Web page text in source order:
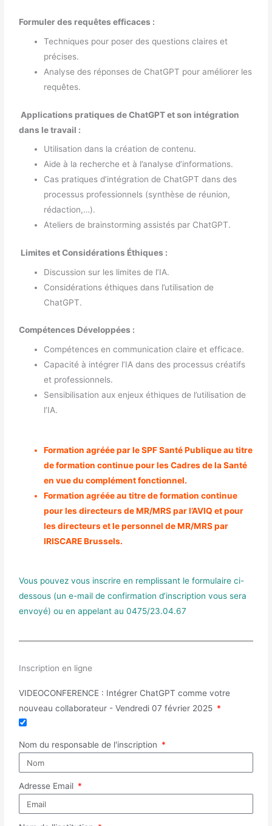
Formuler des requêtes efficaces :
Techniques pour poser des questions claires et
précises.
Analyse des réponses de ChatGPT pour améliorer les
requêtes.
Applications pratiques de ChatGPT et son intégration
dans le travail :
Utilisation dans la création de contenu.
Aide à la recherche et à l’analyse d’informations.
Cas pratiques d’intégration de ChatGPT dans des
processus professionnels (synthèse de réunion,
rédaction,…).
Ateliers de brainstorming assistés par ChatGPT.
Limites et Considérations Éthiques :
Discussion sur les limites de l’IA.
Considérations éthiques dans l’utilisation de
ChatGPT.
Compétences Développées :
Compétences en communication claire et efficace.
Capacité à intégrer l’IA dans des processus créatifs
et professionnels.
Sensibilisation aux enjeux éthiques de l’utilisation de
l’IA.
Formation agréée par le SPF Santé Publique au titre
de formation continue pour les Cadres de la Santé
en vue du complément fonctionnel.
Formation agréée au titre de formation continue
pour les directeurs de MR/MRS par l’AVIQ et pour
les directeurs et le personnel de MR/MRS par
IRISCARE Brussels.
Vous pouvez vous inscrire en remplissant le formulaire ci-
dessous (un e-mail de confirmation d’inscription vous sera
envoyé) ou en appelant au 0475/23.04.67
Inscription en ligne
VIDEOCONFERENCE : Intégrer ChatGPT comme votre
nouveau collaborateur - Vendredi 07 février 2025
Nom du responsable de l'inscription
Adresse Email